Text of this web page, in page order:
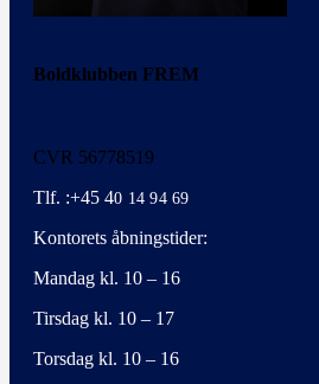
Boldklubben FREM
CVR 56778519
Tlf. :+45 40 14 94 69
Kontorets åbningstider:
Mandag kl. 10 – 16
Tirsdag kl. 10 – 17
Torsdag kl. 10 – 16